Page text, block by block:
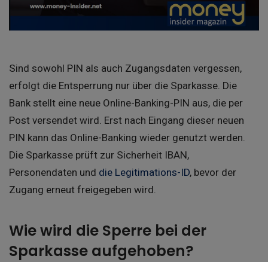
Sind sowohl PIN als auch Zugangsdaten vergessen,
erfolgt die Entsperrung nur über die Sparkasse. Die
Bank stellt eine neue Online-Banking-PIN aus, die per
Post versendet wird. Erst nach Eingang dieser neuen
PIN kann das Online-Banking wieder genutzt werden.
Die Sparkasse prüft zur Sicherheit IBAN,
Personendaten und die Legitimations-ID, bevor der
Zugang erneut freigegeben wird.
Wie wird die Sperre bei der
Sparkasse aufgehoben?